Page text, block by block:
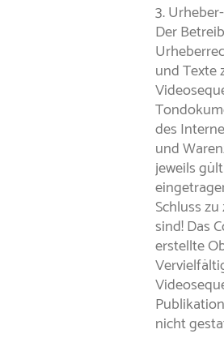
3.
Der
und Texte
des
und
jeweils
Schluss
sind! Das
erstellte
nicht